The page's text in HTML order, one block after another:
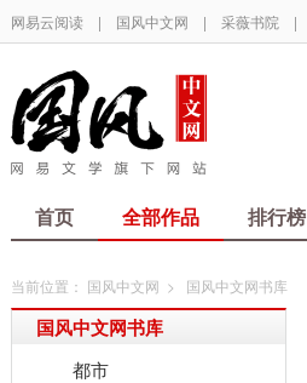
网易云阅读 | 国风中文网 | 采薇书院 |
首页 全部作品 排行榜
当前位置： 国风中文网 > 国风中文网书库
国风中文网书库
都市